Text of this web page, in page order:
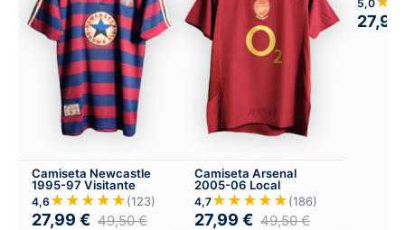
Camiseta Newcastle
1995-97 Visitante
4,6 ★★★★★(123)
27,99 € 49,50€
Camiseta Arsenal
2005-06 Local
4,7★★★★★(186)
27,99 € 49,50€
5,0
27,99